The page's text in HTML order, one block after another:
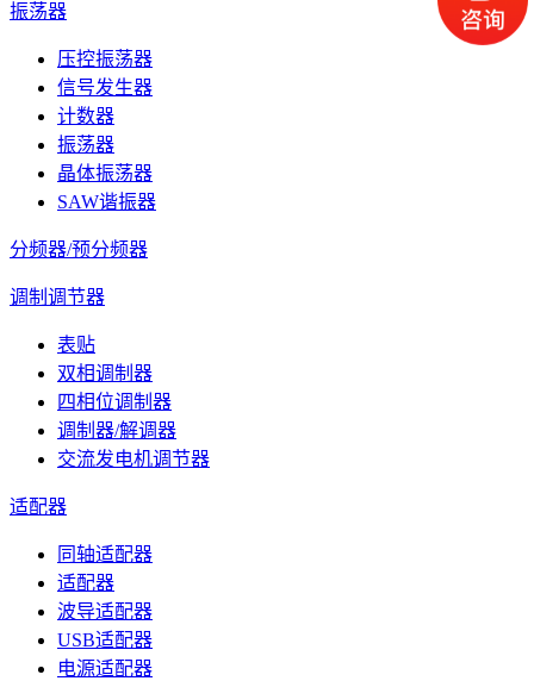
振荡器
压控振荡器
信号发生器
计数器
振荡器
晶体振荡器
SAW谐振器
分频器/预分频器
调制调节器
表贴
双相调制器
四相位调制器
调制器/解调器
交流发电机调节器
适配器
同轴适配器
适配器
波导适配器
USB适配器
电源适配器